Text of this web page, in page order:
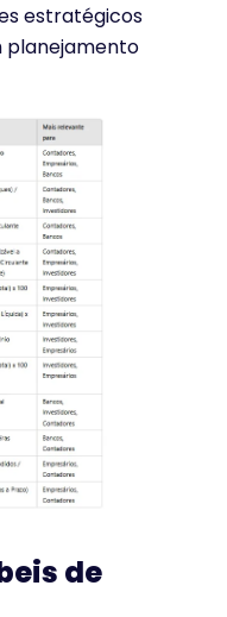
estratégicos
planejamento
de